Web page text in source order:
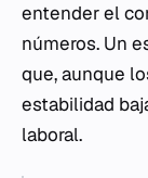
entender el
números. Un
que, aunque
estabilidad
laboral.